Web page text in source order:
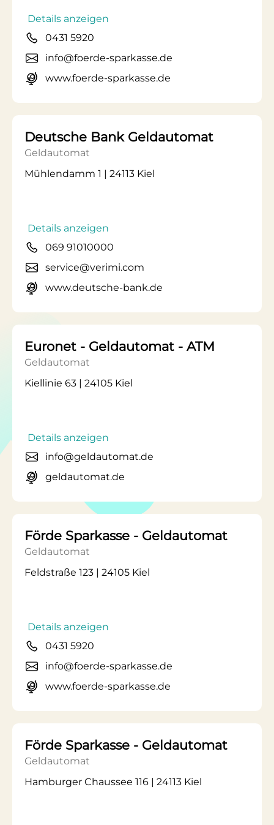
Details anzeigen
0431 5920
info@foerde-sparkasse.de
www.foerde-sparkasse.de
Deutsche Bank Geldautomat
Geldautomat
Mühlendamm 1 | 24113 Kiel
Details anzeigen
069 91010000
service@verimi.com
www.deutsche-bank.de
Euronet - Geldautomat - ATM
Geldautomat
Kiellinie 63 | 24105 Kiel
Details anzeigen
info@geldautomat.de
geldautomat.de
Förde Sparkasse - Geldautomat
Geldautomat
Feldstraße 123 | 24105 Kiel
Details anzeigen
0431 5920
info@foerde-sparkasse.de
www.foerde-sparkasse.de
Förde Sparkasse - Geldautomat
Geldautomat
Hamburger Chaussee 116 | 24113 Kiel